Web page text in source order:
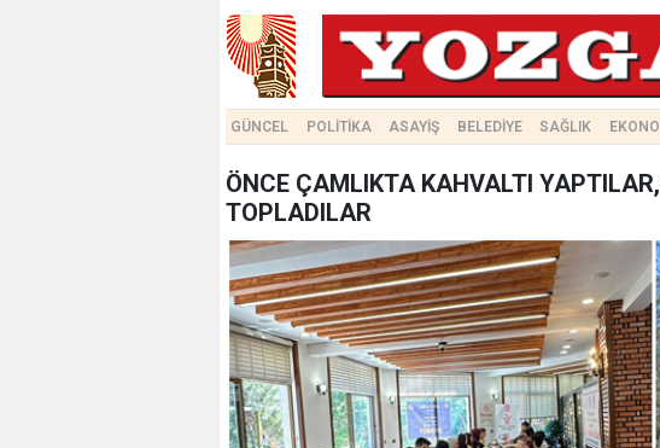
GÜNCEL POLİTİKA ASAYİŞ BELEDİYE SAĞLIK
ÖNCE ÇAMLIKTA KAHVALTI
TOPLADILAR